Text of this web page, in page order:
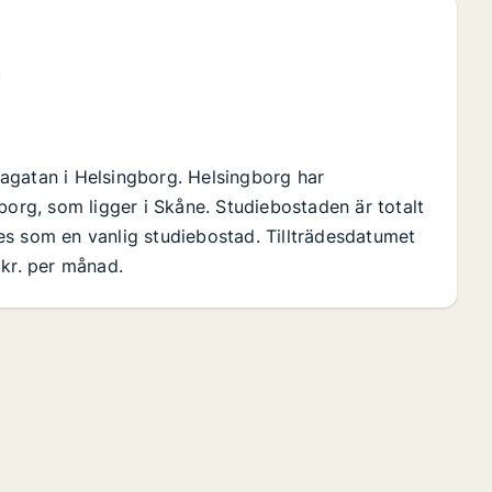
i Helsingborg. Helsingborg har
som ligger i Skåne. Studiebostaden är totalt
som en vanlig studiebostad. Tillträdesdatumet
per månad.